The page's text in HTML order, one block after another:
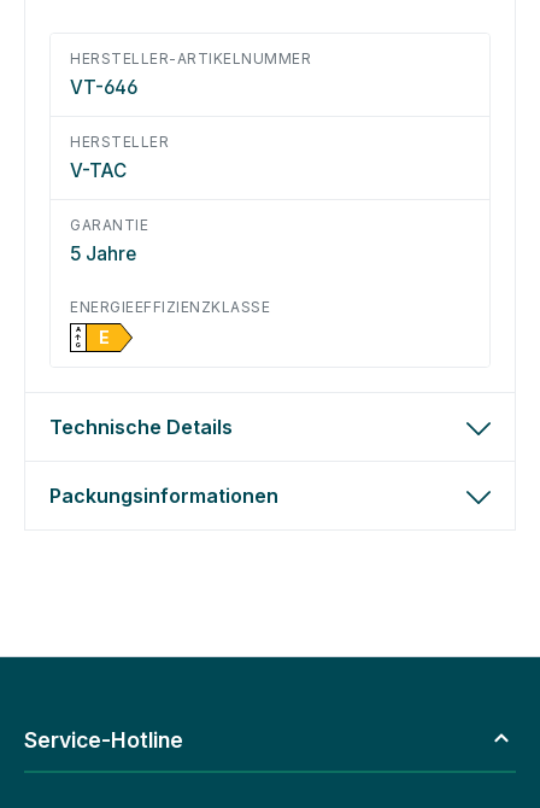
HERSTELLER-ARTIKELNUMMER
VT-646
HERSTELLER
V-TAC
GARANTIE
5 Jahre
ENERGIEEFFIZIENZKLASSE
A
↑
G E
Technische Details
Packungsinformationen
Service-Hotline